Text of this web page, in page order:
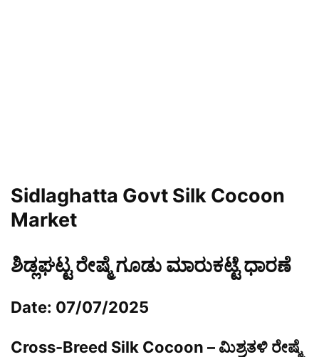
Sidlaghatta Govt Silk Cocoon
Market
ಶಿಡ್ಲಘಟ್ಟ ರೇಷ್ಮೆ ಗೂಡು ಮಾರುಕಟ್ಟೆ ಧಾರಣೆ
Date: 07/07/2025
Cross-Breed Silk Cocoon – ಮಿಶ್ರತಳಿ ರೇಷ್ಮೆ